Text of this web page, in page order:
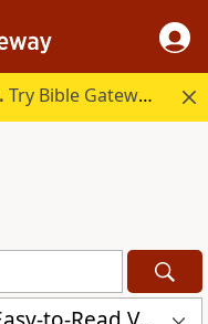
Try Bible Gateway Plus.